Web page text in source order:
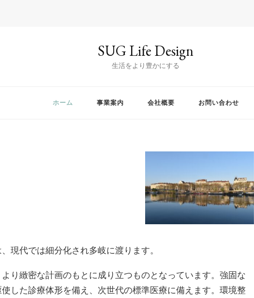
SUG Life Design
生活をより豊かにする
ホーム 事業案内 会社概要 お問い合わせ
現代では細分化され多岐に渡ります。
り緻密な計画のもとに成り立つものとなっています。強固な
した診療体形を備え、次世代の標準医療に備えます。環境整